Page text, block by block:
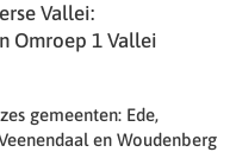
Vallei:
Omroep 1 Vallei
gemeenten: Ede,
en Woudenberg